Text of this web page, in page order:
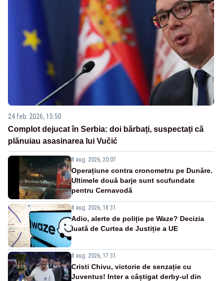
24 feb. 2026, 15:50
Complot dejucat în Serbia: doi bărbați, suspectați că
plănuiau asasinarea lui Vučić
8 aug. 2026, 20:07
Operațiune contra cronometru pe Dunăre.
Ultimele două barje sunt scufundate
pentru Cernavodă
8 aug. 2026, 18:31
Adio, alerte de poliție pe Waze? Decizia
luată de Curtea de Justiție a UE
8 aug. 2026, 17:31
Cristi Chivu, victorie de senzație cu
Juventus! Inter a câștigat derby-ul din